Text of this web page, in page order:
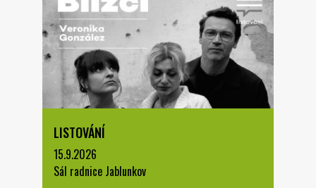
LISTOVÁNÍ
15.9.2026
Sál radnice Jablunkov